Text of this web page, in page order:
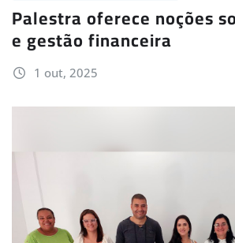
Palestra oferece noções
e gestão financeira
1 out, 2025